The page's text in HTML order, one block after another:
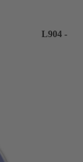
L904 -